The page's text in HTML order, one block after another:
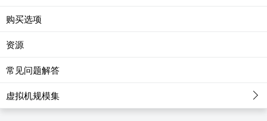
购买选项
资源
常见问题解答
虚拟机规模集